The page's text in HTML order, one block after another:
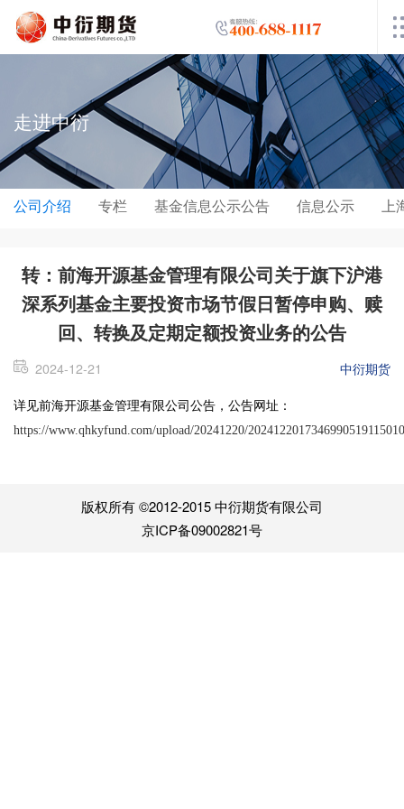
走进中衍
公司介绍 专栏 基金信息公示公告 信息公示 上
转：前海开源基金管理有限公司关于旗下沪港
深系列基金主要投资市场节假日暂停申购、赎
回、转换及定期定额投资业务的公告
2024-12-21 中衍期货
详见前海开源基金管理有限公司公告，公告网址：
https://www.qhkyfund.com/upload/20241220/
版权所有 ©2012-2015 中衍期货有限公司
京ICP备09002821号